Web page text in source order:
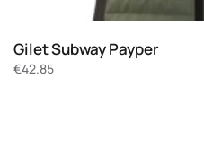
Gilet Subway Payper
€42.85